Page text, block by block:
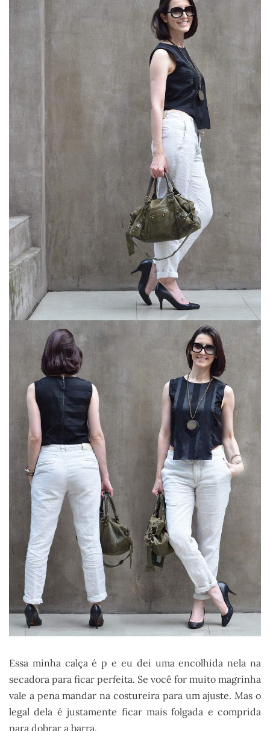
Essa minha calça é p e eu dei uma encolhida nela na
secadora para ficar perfeita. Se você for muito magrinha
vale a pena mandar na costureira para um ajuste. Mas o
legal dela é justamente ficar mais folgada e comprida
para dobrar a barra.